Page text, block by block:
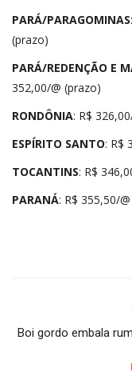
PARÁ/PARAGOMINAS
(prazo)
PARÁ/REDENÇÃO E
352,00/@ (prazo)
RONDÔNIA: R$
ESPÍRITO SANTO: R$
TOCANTINS: R$
PARANÁ: R$ 355,50/
Boi gordo embala